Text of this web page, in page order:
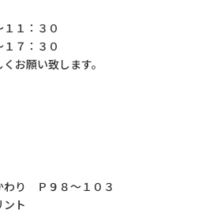
１：３０
７：３０
お願い致します。
わり Ｐ９８～１０３
ト